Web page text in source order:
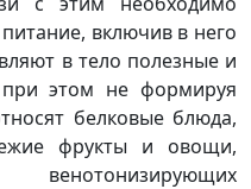
включив в него
в тело полезные и
этом не формируя
белковые блюда,
фрукты и овощи,